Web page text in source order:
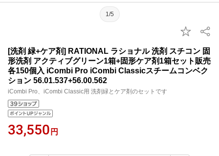
1/5
[洗剤 緑+ケア剤] RATIONAL ラショナル 洗剤 スチコン 固
形洗剤 アクティブグリーン1箱+固形ケア剤1箱セット販売
各150個入 iCombi Pro iCombi Classicスチームコンベク
ション 56.01.537+56.00.562
iCombi Pro、iCombi Classic用 洗剤緑とケア剤のセットです
33,550 円